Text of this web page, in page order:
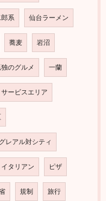
郎系 仙台ラーメン
蕎麦 岩沼
独のグルメ 一蘭
サービスエリア
レアル対シティ
イタリアン ピザ
規制 旅行